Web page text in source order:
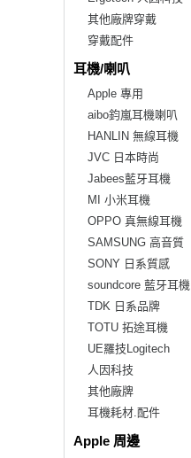
其他廠牌穿戴
穿戴配件
耳機/喇叭
Apple 專用
aibo鈞嵐耳機喇叭
HANLIN 無線耳機
JVC 日本時尚
Jabees藍牙耳機
MI 小米耳機
OPPO 真無線耳機
SAMSUNG 高音質
SONY 日系質感
soundcore 藍牙耳機
TDK 日系品牌
TOTU 拓途耳機
UE羅技Logitech
人因科技
其他廠牌
耳機耗材.配件
Apple 周邊